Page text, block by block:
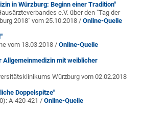
in Würzburg: Beginn einer Tradition"
e.V. über den "Tag der
2018" vom 25.10.2018 /Online-Quelle
vom 18.03.2018 /Online-Quelle
Allgemeinmedizin mit weiblicher
Würzburg vom 02.02.2018
Doppelspitze"
A-420-421 /Online-Quelle